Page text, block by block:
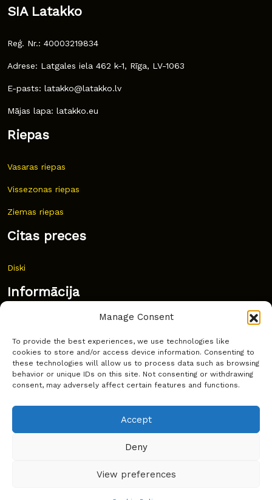
Manage Consent
To provide the best experiences, we use technologies like
cookies to store and/or access device information. Consenting to
these technologies will allow us to process data such as browsing
behavior or unique IDs on this site. Not consenting or withdrawing
consent, may adversely affect certain features and functions.
Accept
Deny
View preferences
SIA Latakko
Reģ. Nr.: 40003219834
Adrese: Latgales iela 462 k-1, Rīga, LV-1063
E-pasts: latakko@latakko.lv
Mājas lapa: latakko.eu
Riepas
Vasaras riepas
Vissezonas riepas
Ziemas riepas
Citas preces
Diski
Informācija
Bieži uzdoti jautājumi
Kur pirkt?
Sīkdatņu politika
Copyright © Latakko 2024